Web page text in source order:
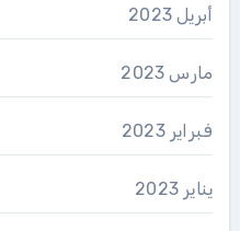
أبريل 2023
مارس 2023
فبراير 2023
يناير 2023